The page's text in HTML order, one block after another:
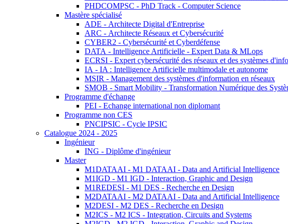
PHDCOMPSC - PhD Track - Computer Science
Mastère spécialisé
ADE - Architecte Digital d'Entreprise
ARC - Architecte Réseaux et Cybersécurité
CYBER2 - Cybersécurité et Cyberdéfense
DATA - Intelligence Artificielle - Expert Data & MLops
ECRSI - Expert cybersécurité des réseaux et des systèmes
IA - IA : Intelligence Artificielle multimodale et autonome
MSIR - Management des systèmes d'information en réseaux
SMOB - Smart Mobility - Transformation Numérique des
Programme d'échange
PEI - Echange international non diplomant
Programme non CES
PNCIPSIC - Cycle IPSIC
Catalogue 2024 - 2025
Ingénieur
ING - Diplôme d'ingénieur
Master
M1DATAAI - M1 DATAAI - Data and Artificial Intelligence
M1IGD - M1 IGD - Interaction, Graphic and Design
M1REDESI - M1 DES - Recherche en Design
M2DATAAI - M2 DATAAI - Data and Artificial Intelligence
M2DESI - M2 DES - Recherche en Design
M2ICS - M2 ICS - Integration, Circuits and Systems